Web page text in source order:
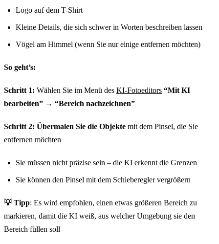
Logo auf dem T-Shirt
Kleine Details, die sich schwer in Worten beschreiben lassen
Vögel am Himmel (wenn Sie nur einige entfernen möchten)
So geht’s:
Schritt 1: Wählen Sie im Menü des KI-Fotoeditors “Mit KI
bearbeiten” → “Bereich nachzeichnen”
Schritt 2: Übermalen Sie die Objekte mit dem Pinsel, die Sie
entfernen möchten
Sie müssen nicht präzise sein – die KI erkennt die Grenzen
Sie können den Pinsel mit dem Schieberegler vergrößern
💡 Tipp: Es wird empfohlen, einen etwas größeren Bereich zu
markieren, damit die KI weiß, aus welcher Umgebung sie den
Bereich füllen soll